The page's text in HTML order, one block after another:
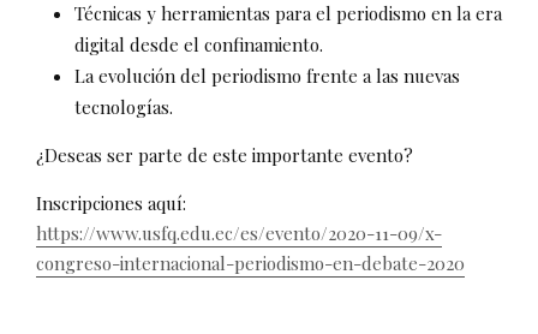
Técnicas y herramientas para el periodismo en la era
digital desde el confinamiento.
La evolución del periodismo frente a las nuevas
tecnologías.
¿Deseas ser parte de este importante evento?
Inscripciones aquí:
https://www.usfq.edu.ec/es/evento/2020-11-09/x-
congreso-internacional-periodismo-en-debate-2020